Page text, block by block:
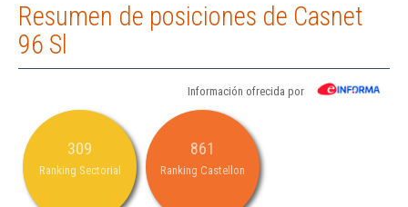
Resumen de posiciones de Casnet
96 Sl
Información ofrecida por
309
Ranking Sectorial
861
Ranking Castellon